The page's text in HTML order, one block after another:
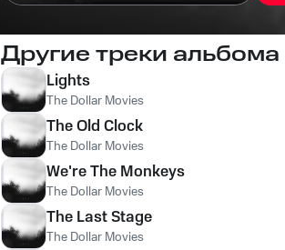
Другие треки альбома
Lights
The Dollar Movies
The Old Clock
The Dollar Movies
We're The Monkeys
The Dollar Movies
The Last Stage
The Dollar Movies